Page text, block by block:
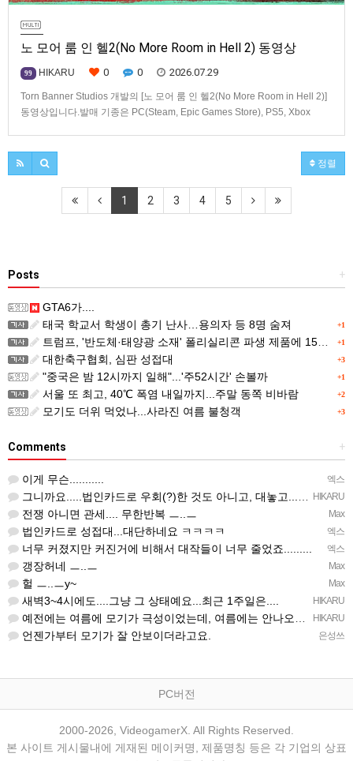
노 모어 룸 인 헬2(No More Room in Hell 2) 동영상
99 HIKARU 0 0 2026.07.29
Torn Banner Studios 개발의 [노 모어 룸 인 헬2(No More Room in Hell 2)]
동영상입니다.발매 기종은 PC(Steam, Epic Games Store), PS5, Xbox
정렬
1 2 3 4 5
+
Posts
GTA6가....
+1
태국 학교서 학생이 총기 난사…용의자 등 8명 숨져
+1
트럼프, '반도체·태양광 소재' 폴리실리콘 파생 제품에 15% 관세...한국 기업도 영향
+3
대한축구협회, 심판 성접대
+1
"중국은 밤 12시까지 일해"...'주52시간' 손볼까
+2
서울 또 최고, 40℃ 폭염 내일까지...주말 동쪽 비바람
+3
모기도 더위 먹었나...사라진 여름 불청객
+
Comments
엑스
이게 무슨...........
HIKARU
그니까요.....법인카드로 우회(?)한 것도 아니고, 대놓고...ㅋ ㅋ)
Max
전쟁 아니면 관세.... 무한반복 ㅡ..ㅡ
엑스
법인카드로 성접대...대단하네요 ㅋㅋㅋㅋ
엑스
너무 커졌지만 커진거에 비해서 대작들이 너무 줄었죠.........
Max
갱장허네 ㅡ..ㅡ
Max
헐 ㅡ..ㅡy~
HIKARU
새벽3~4시에도....그냥 그 상태예요...최근 1주일은....
HIKARU
예전에는 여름에 모기가 극성이었는데, 여름에는 안나오는 것 같은.....ㅎ ㅎ)
은성쓰
언젠가부터 모기가 잘 안보이더라고요.
PC버전
2000-2026, VideogamerX. All Rights Reserved.
본 사이트 게시물내에 게재된 메이커명, 제품명칭 등은 각 기업의 상표